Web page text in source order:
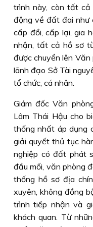
trình này, còn tất cả
động về đất đai như
cấp đổi, cấp lại, gia
nhận, tất cả hồ sơ
được chuyển lên
lãnh đạo Sở Tài
tổ chức, cá nhân.
Giám đốc Văn
Lâm Thái Hậu cho
thống nhất áp dụng
giải quyết thủ tục
nghiệp có đất phát
đầu mối, văn phòng
thống hồ sơ địa
xuyên, không đồng
trình tiếp nhận và
khách quan. Từ